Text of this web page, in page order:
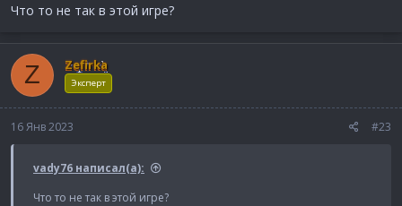
Что то не так в этой игре?
Z Zefirka
Эксперт
16 Янв 2023 #23
vady76 написал(а):
Что то не так в этой игре?